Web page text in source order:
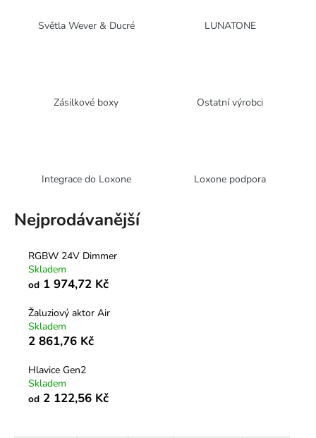
Světla Wever & Ducré LUNATONE
Zásilkové boxy Ostatní výrobci
Integrace do Loxone Loxone podpora
Nejprodávanější
RGBW 24V Dimmer
Skladem
od 1 974,72 Kč
Žaluziový aktor Air
Skladem
2 861,76 Kč
Hlavice Gen2
Skladem
od 2 122,56 Kč